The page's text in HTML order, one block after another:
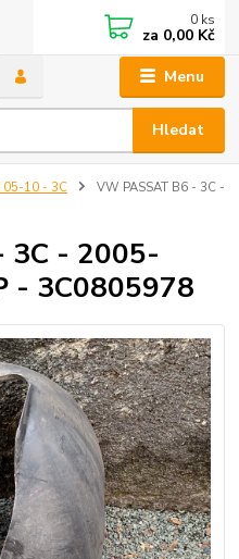
Menu
Hledat
0 ks
za 0,00 Kč
05-10 - 3C
VW PASSAT B6 - 3C -
3C - 2005-
- 3C0805978